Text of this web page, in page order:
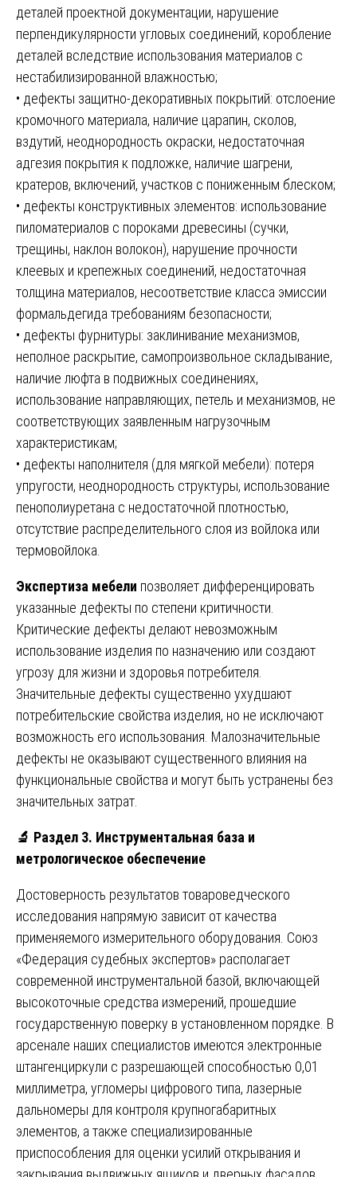
деталей проектной документации, нарушение
перпендикулярности угловых соединений, коробление
деталей вследствие использования материалов с
нестабилизированной влажностью;
• дефекты защитно-декоративных покрытий: отслоение
кромочного материала, наличие царапин, сколов,
вздутий, неоднородность окраски, недостаточная
адгезия покрытия к подложке, наличие шагрени,
кратеров, включений, участков с пониженным блеском;
• дефекты конструктивных элементов: использование
пиломатериалов с пороками древесины (сучки,
трещины, наклон волокон), нарушение прочности
клеевых и крепежных соединений, недостаточная
толщина материалов, несоответствие класса эмиссии
формальдегида требованиям безопасности;
• дефекты фурнитуры: заклинивание механизмов,
неполное раскрытие, самопроизвольное складывание,
наличие люфта в подвижных соединениях,
использование направляющих, петель и механизмов, не
соответствующих заявленным нагрузочным
характеристикам;
• дефекты наполнителя (для мягкой мебели): потеря
упругости, неоднородность структуры, использование
пенополиуретана с недостаточной плотностью,
отсутствие распределительного слоя из войлока или
термовойлока.
Экспертиза мебели позволяет дифференцировать
указанные дефекты по степени критичности.
Критические дефекты делают невозможным
использование изделия по назначению или создают
угрозу для жизни и здоровья потребителя.
Значительные дефекты существенно ухудшают
потребительские свойства изделия, но не исключают
возможность его использования. Малозначительные
дефекты не оказывают существенного влияния на
функциональные свойства и могут быть устранены без
значительных затрат.
🔬 Раздел 3. Инструментальная база и
метрологическое обеспечение
Достоверность результатов товароведческого
исследования напрямую зависит от качества
применяемого измерительного оборудования. Союз
«Федерация судебных экспертов» располагает
современной инструментальной базой, включающей
высокоточные средства измерений, прошедшие
государственную поверку в установленном порядке. В
арсенале наших специалистов имеются электронные
штангенциркули с разрешающей способностью 0,01
миллиметра, угломеры цифрового типа, лазерные
дальномеры для контроля крупногабаритных
элементов, а также специализированные
приспособления для оценки усилий открывания и